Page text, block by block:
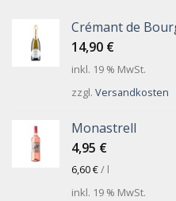
Crémant de
14,90 €
inkl. 19 % MwSt.
zzgl. Versandkosten
Monastrell
4,95 €
6,60€/ l
inkl. 19 % MwSt.